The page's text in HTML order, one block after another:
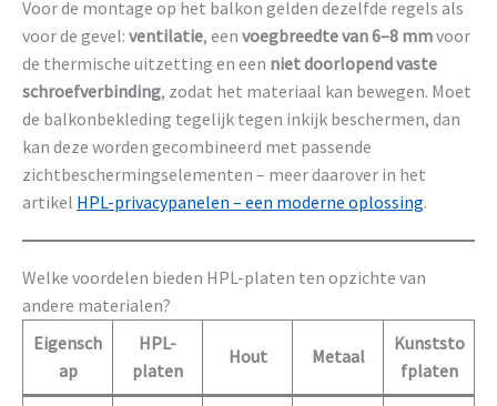
Voor de montage op het balkon gelden dezelfde regels als
voor de gevel: ventilatie, een voegbreedte van 6–8 mmvoor
de thermische uitzetting en een niet doorlopend vaste
schroefverbinding, zodat het materiaal kan bewegen. Moet
de balkonbekleding tegelijk tegen inkijk beschermen, dan
kan deze worden gecombineerd met passende
zichtbeschermingselementen – meer daarover in het
artikel HPL-privacypanelen – een moderne oplossing.
Welke voordelen bieden HPL-platen ten opzichte van
andere materialen?
Eigensch
ap
HPL-
platen
Hout Metaal
Kunststo
fplaten